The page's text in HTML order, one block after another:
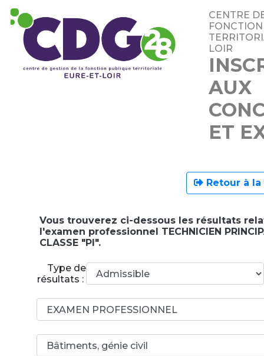
CENTRE
LOIR
AUX
ET
Retour à
Vous trouverez ci-dessous les résultats
l'examen professionnel TECHNICIEN
CLASSE "PI".
Type de
résultats :